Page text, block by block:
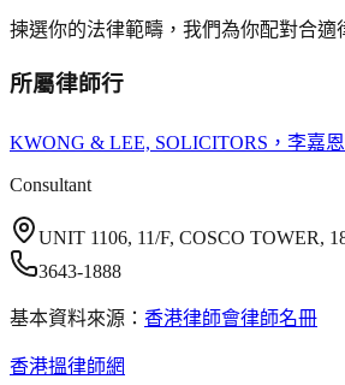
揀選你的法律範疇，我們為你配對合適
所屬律師行
KWONG & LEE, SOLICITORS ，李嘉
Consultant
UNIT 1106, 11/F, COSCO TOWER,
3643-1888
基本資料來源： 香港律師會律師名冊
香港搵律師網